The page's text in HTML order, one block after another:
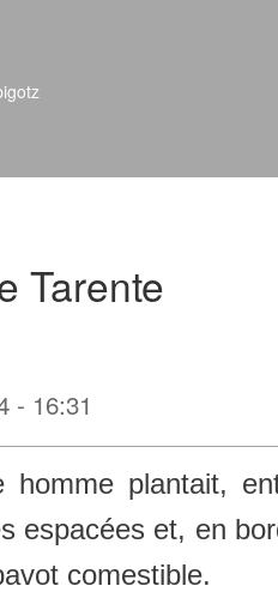
Tarente
- 16:31
homme plantait,
espacées et, en
comestible.